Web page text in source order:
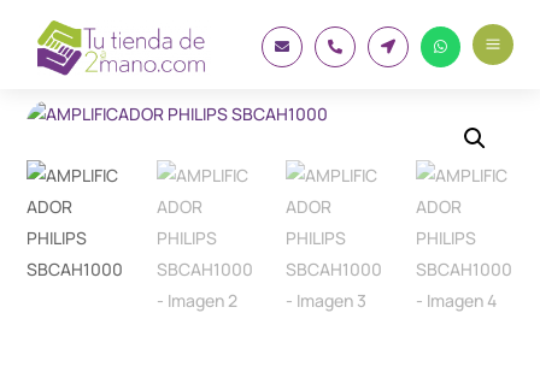
    a